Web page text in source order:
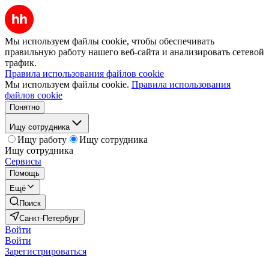
Мы используем файлы cookie, чтобы обеспечивать
правильную работу нашего веб-сайта и анализировать сетевой
трафик.
Правила использования файлов cookie
Мы используем файлы cookie. Правила использования
файлов cookie
Понятно
Ищу сотрудника
Ищу работу
Ищу сотрудника
Ищу сотрудника
Сервисы
Помощь
Ещё
Поиск
Санкт-Петербург
Войти
Войти
Зарегистрироваться